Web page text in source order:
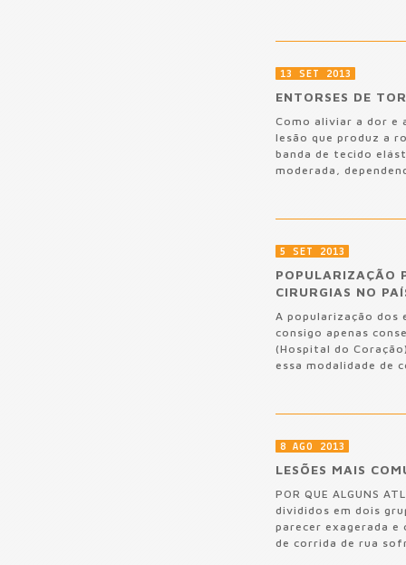
13 SET 2013
ENTORSES DE
Como aliviar a dor e
lesão que produz a
banda de tecido
moderada,
5 SET 2013
POPULARIZAÇÃO
CIRURGIAS NO
A popularização dos
consigo apenas
(Hospital do
essa modalidade de
8 AGO 2013
LESÕES MAIS
POR QUE ALGUNS
divididos em dois
parecer exagerada
de corrida de rua